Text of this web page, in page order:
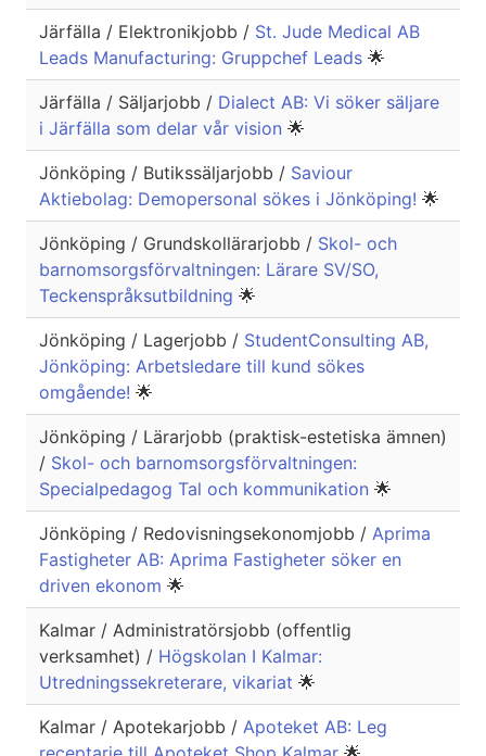
Järfälla / Elektronikjobb / St. Jude Medical AB
Leads Manufacturing: Gruppchef Leads 🌟
Järfälla / Säljarjobb / Dialect AB: Vi söker säljare
i Järfälla som delar vår vision 🌟
Jönköping / Butikssäljarjobb / Saviour
Aktiebolag: Demopersonal sökes i Jönköping! 🌟
Jönköping / Grundskollärarjobb / Skol- och
barnomsorgsförvaltningen: Lärare SV/SO,
Teckenspråksutbildning 🌟
Jönköping / Lagerjobb / StudentConsulting AB,
Jönköping: Arbetsledare till kund sökes
omgående! 🌟
Jönköping / Lärarjobb (praktisk-estetiska ämnen)
/ Skol- och barnomsorgsförvaltningen:
Specialpedagog Tal och kommunikation 🌟
Jönköping / Redovisningsekonomjobb / Aprima
Fastigheter AB: Aprima Fastigheter söker en
driven ekonom 🌟
Kalmar / Administratörsjobb (offentlig
verksamhet) / Högskolan I Kalmar:
Utredningssekreterare, vikariat 🌟
Kalmar / Apotekarjobb / Apoteket AB: Leg